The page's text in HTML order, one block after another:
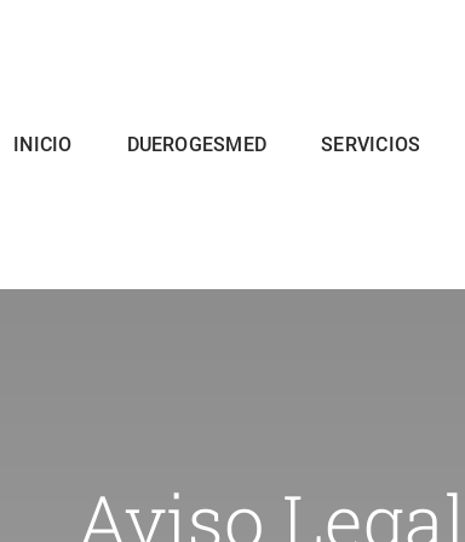
INICIO DUEROGESMED SERVICIOS
Aviso Legal